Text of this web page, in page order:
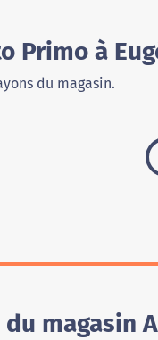
Primo à
du magasin.
magasin